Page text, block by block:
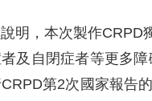
明，本次製作CRPD
及自閉症者等更多
第2次國家報告